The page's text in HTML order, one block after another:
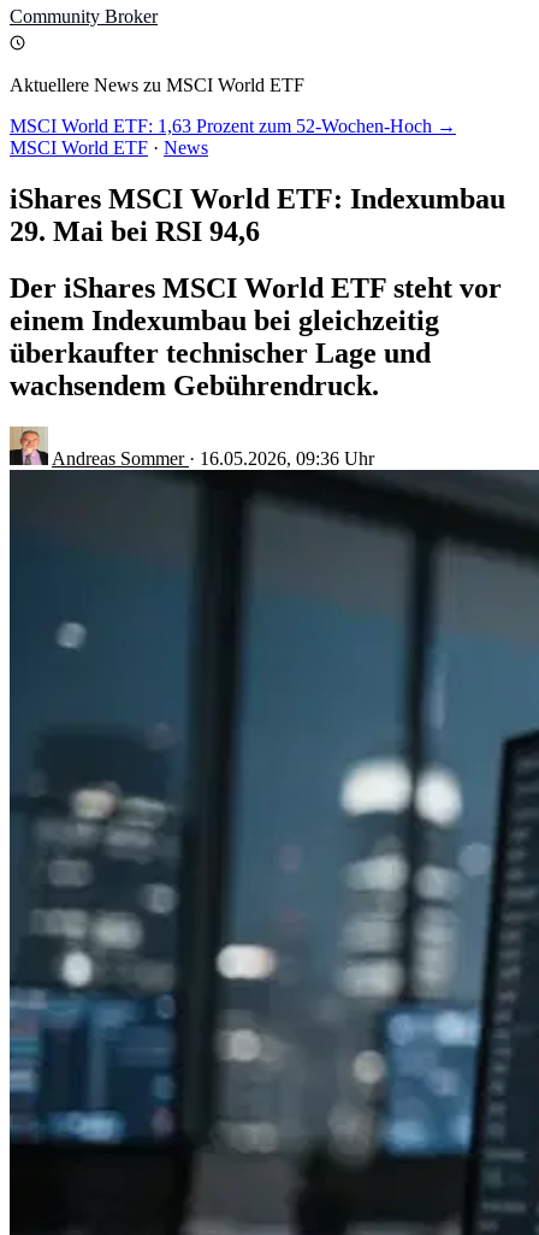
Community Broker
Aktuellere News zu MSCI World ETF
MSCI World ETF: 1,63 Prozent zum 52-Wochen-Hoch →
MSCI World ETF · News
iShares MSCI World ETF: Indexumbau
29. Mai bei RSI 94,6
Der iShares MSCI World ETF steht vor
einem Indexumbau bei gleichzeitig
überkaufter technischer Lage und
wachsendem Gebührendruck.
Andreas Sommer · 16.05.2026, 09:36 Uhr